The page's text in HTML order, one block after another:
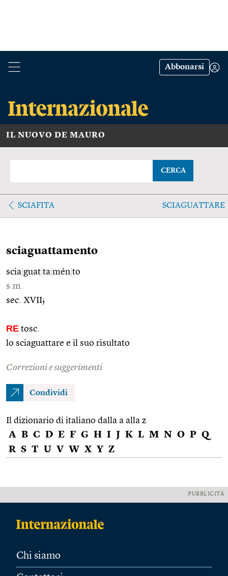
Abbonarsi
IL NUOVO DE MAURO
CERCA
SCIAFITA SCIAGUATTARE
sciaguattamento
scia guat ta mén to
s.m.
sec. XVII;
RE tosc.
lo sciaguattare e il suo risultato
Correzioni e suggerimenti
Condividi
Il dizionario di italiano dalla a alla z
A B C D E F G H I J K L M N O P Q
R S T U V W X Y Z
PUBBLICITÀ
Chi siamo